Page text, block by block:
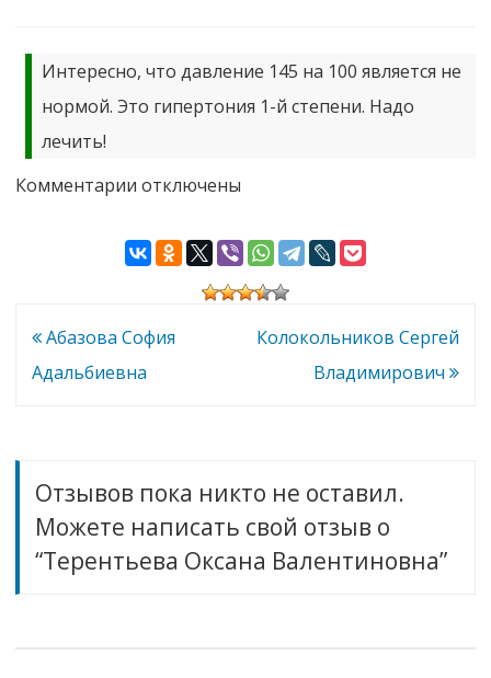
Интересно, что давление 145 на 100 является не
нормой. Это гипертония 1-й степени. Надо
лечить!
Комментарии к
Оксана
Валентиновна
отключены
Навигация
по
Абазова София
Адальбиевна
Колокольников Сергей
Владимирович
Отзывов пока никто не оставил.
Можете написать свой отзыв о
“Терентьева Оксана Валентиновна”